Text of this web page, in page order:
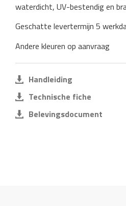
waterdicht, UV-bestendig en
Geschatte levertermijn 5
Andere kleuren op aanvraag
Handleiding
Technische fiche
Belevingsdocument